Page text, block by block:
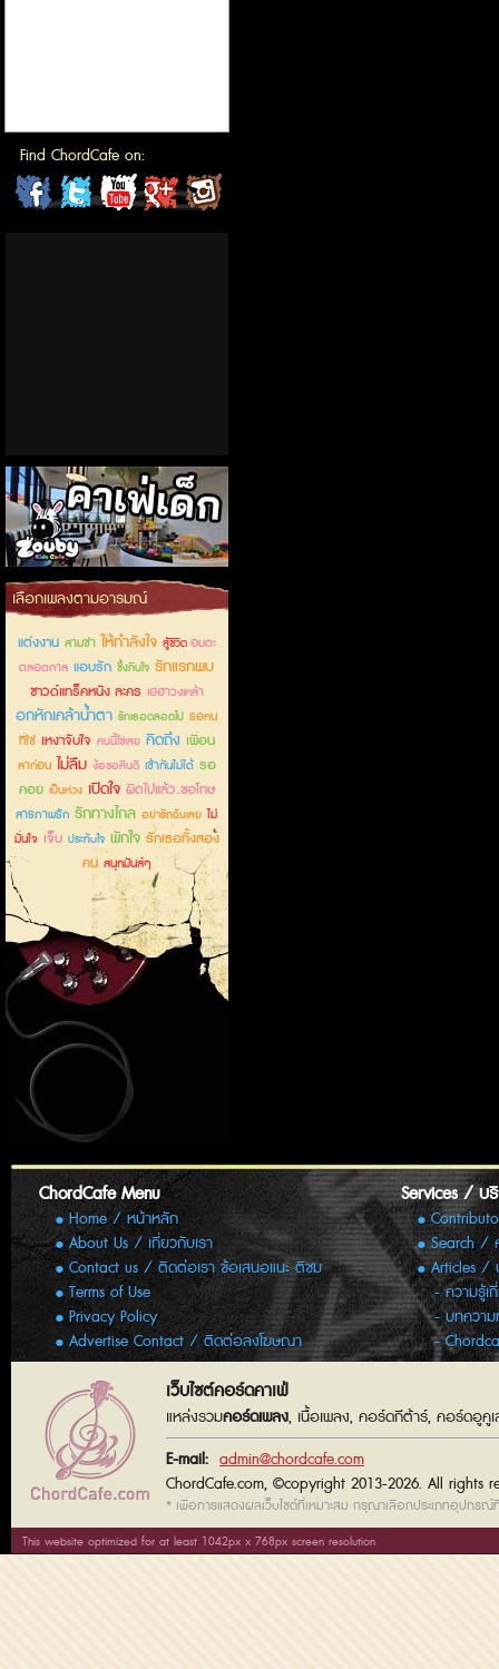
Find ChordCafe on:
ChordCafeChordCafeChordCafeChordCafe
คาเฟ่เด็กลำลูกกา
เลือกเพลงตามอารมณ์
แต่งงาน สามช่า ให้กำลังใจ สู้ชีวิตอมตะ
ตลอดกาล แอบรัก ซึ้งกินใจ รักแรกพบ
ซาวด์แทร็คหนัง ละคร เฮฮาวงเหล้า
อกหักเคล้าน้ำตา รักเธอตลอดไป รอคน
ที่ใช่ เหงาจับใจ คนนี้ใช่เลย คิดถึง เพื่อน
ลาก่อน ไม่ลืม ง้อขอคืนดี เข้ากันไม่ได้ รอ
คอย เป็นห่วง เปิดใจ ผิดไปแล้ว..ขอโทษ
สารภาพรัก รักทางไกล อย่ารักฉันเลย ไม่
มั่นใจ เจ็บ ประทับใจ พักใจ รักเธอทั้งสอง
คน สนุกมันส์ๆ
ChordCafe Menu
Home / หน้าหลัก
About Us / เกี่ยวกับเรา
Contact us / ติดต่อเรา ข้อเสนอแนะ ติชม
Terms of Use
Privacy Policy
Advertise Contact / ติดต่อลงโฆษณา
Services / บ
Search /
Articles /
ความรู้
บทความ
เว็บไซต์คอร์ดคาเฟ่
แหล่งรวมคอร์ดเพลง, เนื้อเพลง, คอร์ดกีต้าร์, คอร์ดอูคู
E-mail: admin@chordcafe.com
ChordCafe.com, ©copyright 2013-2026. All rights
* เพื่อการแสดงผลเว็บไซต์ที่เหมาะสม กรุณาเลือกประเภทอุปกรณ์
This website optimized for at least 1042px x 768px screen resolution